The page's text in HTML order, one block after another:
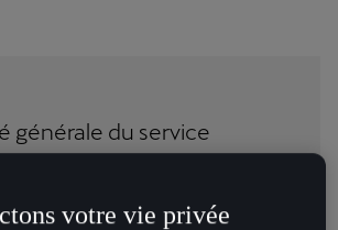
générale du service
votre vie privée